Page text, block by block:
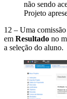
não sendo
Projeto
12 – Uma
em Resultado no
a seleção do aluno.